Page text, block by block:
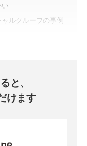
ルグループの事例
と、
けます